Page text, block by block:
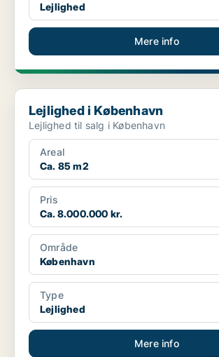
Lejlighed
Mere info
Lejlighed i København
Lejlighed i København
Lejlighed til salg i København
Areal
Ca. 85 m2
Pris
Ca. 8.000.000 kr.
Område
København
Type
Lejlighed
Mere info